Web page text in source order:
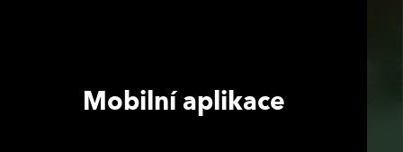
Mobilní aplikace